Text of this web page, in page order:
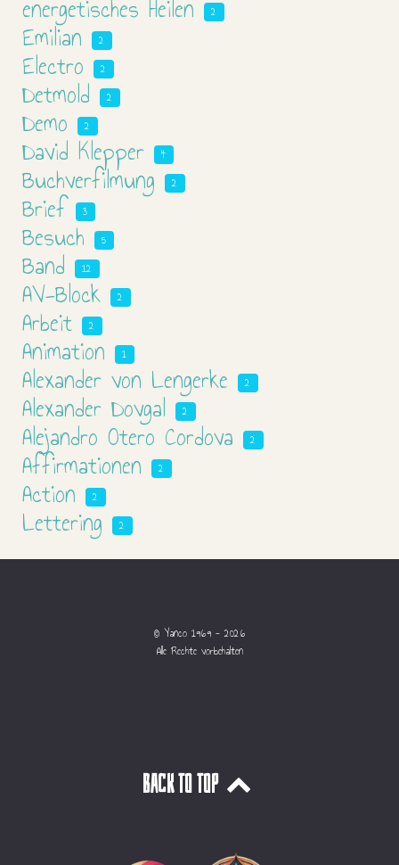
energetisches Heilen 2
Emilian 2
Electro 2
Detmold 2
Demo 2
David Klepper 4
Buchverfilmung 2
Brief 3
Besuch 5
Band 12
AV-Block 2
Arbeit 2
Animation 1
Alexander von Lengerke 2
Alexander Dovgal 2
Alejandro Otero Cordova 2
Affirmationen 2
Action 2
Lettering 2
© Yanco 1969 - 2026
Alle Rechte vorbehalten
Back to top